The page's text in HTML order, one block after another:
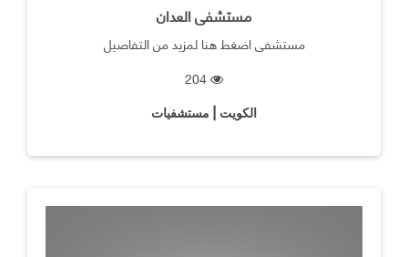
مستشفى العدان
مستشفى اضغط هنا لمزيد من التفاصيل
الكويت | مستشفيات